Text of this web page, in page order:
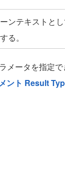
ンテキストと
る。
メータを指定
ント Result